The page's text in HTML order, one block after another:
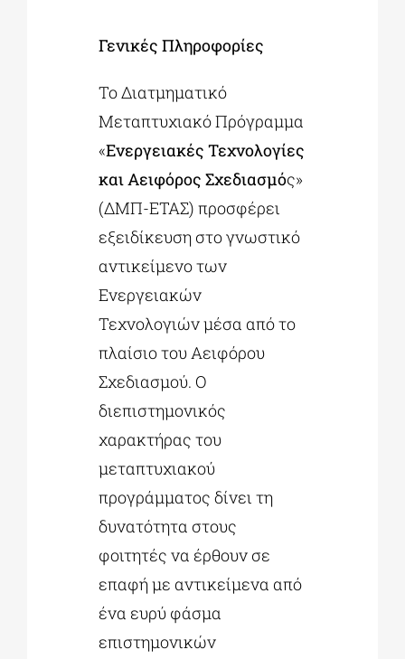
Γενικές Πληροφορίες
Το Διατμηματικό
Μεταπτυχιακό Πρόγραμμα
«Ενεργειακές Τεχνολογίες
και Αειφόρος Σχεδιασμός»
(ΔΜΠ-ΕΤΑΣ) προσφέρει
εξειδίκευση στο γνωστικό
αντικείμενο των
Ενεργειακών
Τεχνολογιών μέσα από το
πλαίσιο του Αειφόρου
Σχεδιασμού. Ο
διεπιστημονικός
χαρακτήρας του
μεταπτυχιακού
προγράμματος δίνει τη
δυνατότητα στους
φοιτητές να έρθουν σε
επαφή με αντικείμενα από
ένα ευρύ φάσμα
επιστημονικών